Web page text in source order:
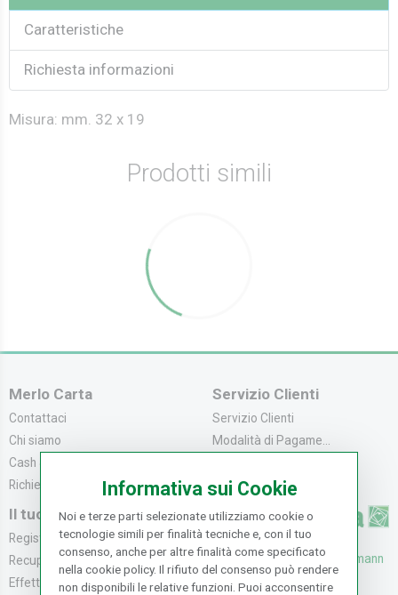
Caratteristiche
Richiesta informazioni
Misura: mm. 32 x 19
Prodotti simili
Merlo Carta
Contattaci
Chi siamo
Cash & Carry
Richiedi catalogo
Servizio Clienti
Servizio Clienti
Modalità di Pagame...
Resi e Recessi
Il tuo Account
Registrati
Recupera la Passwo...
Effettua un Reso
UFFICI: V. Senna 44/46, Osmann
oro Sesto F.no (FI)
Informativa sui Cookie
Noi e terze parti selezionate utilizziamo cookie o
tecnologie simili per finalità tecniche e, con il tuo
consenso, anche per altre finalità come specificato
nella cookie policy. Il rifiuto del consenso può rendere
non disponibili le relative funzioni. Puoi acconsentire